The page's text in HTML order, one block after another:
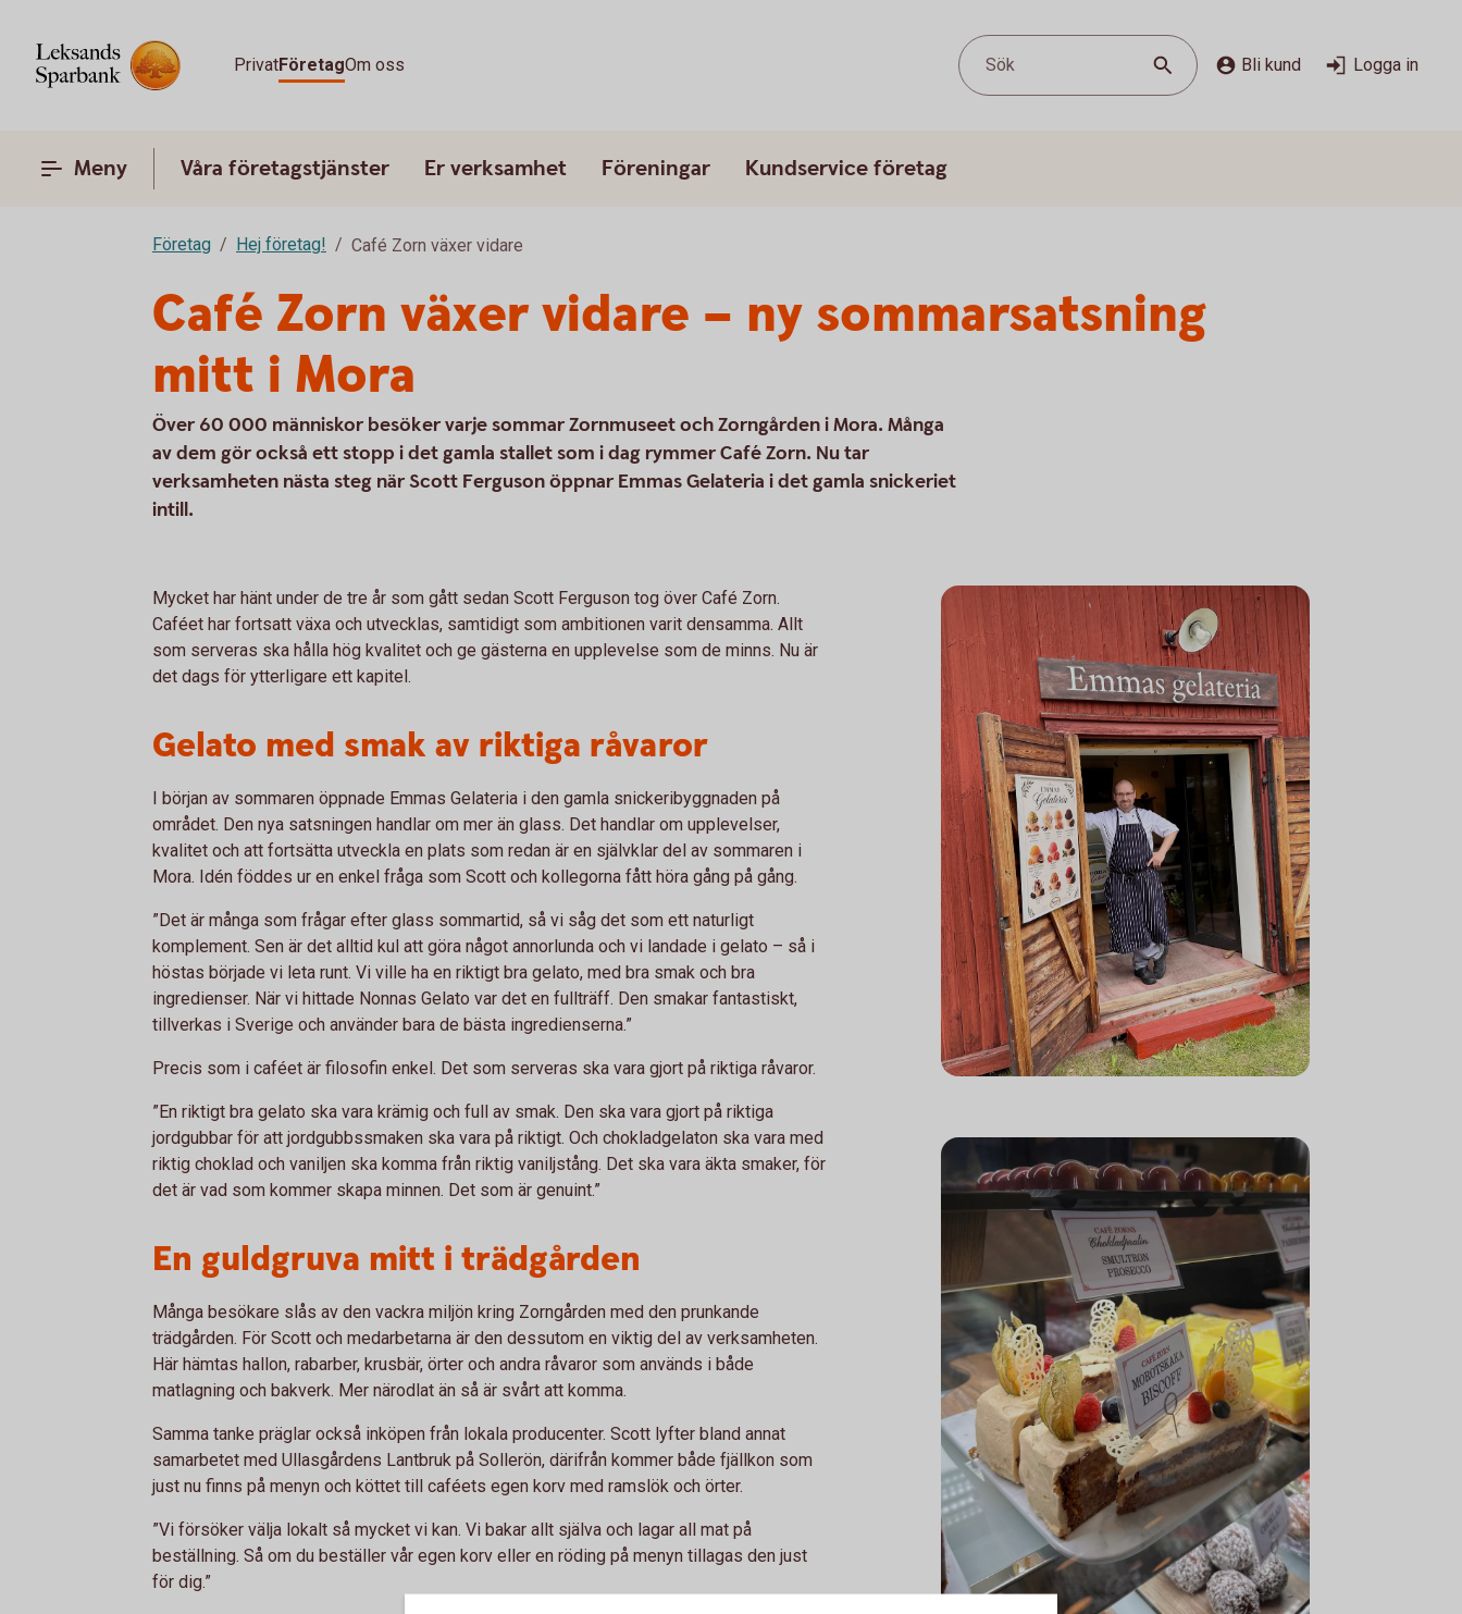
PrivatFöretagOm oss Sök Bli kund Logga in
Meny Våra företagstjänster Er verksamhet Föreningar Kundservice företag
Företag Hej företag! Café Zorn växer vidare
Café Zorn växer vidare – ny sommarsatsning
mitt i Mora
Över 60 000 människor besöker varje sommar Zornmuseet och Zorngården i Mora. Många
av dem gör också ett stopp i det gamla stallet som i dag rymmer Café Zorn. Nu tar
verksamheten nästa steg när Scott Ferguson öppnar Emmas Gelateria i det gamla snickeriet
intill.
Mycket har hänt under de tre år som gått sedan Scott Ferguson tog över Café Zorn.
Caféet har fortsatt växa och utvecklas, samtidigt som ambitionen varit densamma. Allt
som serveras ska hålla hög kvalitet och ge gästerna en upplevelse som de minns. Nu är
det dags för ytterligare ett kapitel.
Gelato med smak av riktiga råvaror
I början av sommaren öppnade Emmas Gelateria i den gamla snickeribyggnaden på
området. Den nya satsningen handlar om mer än glass. Det handlar om upplevelser,
kvalitet och att fortsätta utveckla en plats som redan är en självklar del av sommaren i
Mora. Idén föddes ur en enkel fråga som Scott och kollegorna fått höra gång på gång.
”Det är många som frågar efter glass sommartid, så vi såg det som ett naturligt
komplement. Sen är det alltid kul att göra något annorlunda och vi landade i gelato – så i
höstas började vi leta runt. Vi ville ha en riktigt bra gelato, med bra smak och bra
ingredienser. När vi hittade Nonnas Gelato var det en fullträff. Den smakar fantastiskt,
tillverkas i Sverige och använder bara de bästa ingredienserna.”
Precis som i caféet är filosofin enkel. Det som serveras ska vara gjort på riktiga råvaror.
”En riktigt bra gelato ska vara krämig och full av smak. Den ska vara gjort på riktiga
jordgubbar för att jordgubbssmaken ska vara på riktigt. Och chokladgelaton ska vara med
riktig choklad och vaniljen ska komma från riktig vaniljstång. Det ska vara äkta smaker, för
det är vad som kommer skapa minnen. Det som är genuint.”
En guldgruva mitt i trädgården
Många besökare slås av den vackra miljön kring Zorngården med den prunkande
trädgården. För Scott och medarbetarna är den dessutom en viktig del av verksamheten.
Här hämtas hallon, rabarber, krusbär, örter och andra råvaror som används i både
matlagning och bakverk. Mer närodlat än så är svårt att komma.
Samma tanke präglar också inköpen från lokala producenter. Scott lyfter bland annat
samarbetet med Ullasgårdens Lantbruk på Sollerön, därifrån kommer både fjällkon som
just nu finns på menyn och köttet till caféets egen korv med ramslök och örter.
”Vi försöker välja lokalt så mycket vi kan. Vi bakar allt själva och lagar all mat på
beställning. Så om du beställer vår egen korv eller en röding på menyn tillagas den just
för dig.”